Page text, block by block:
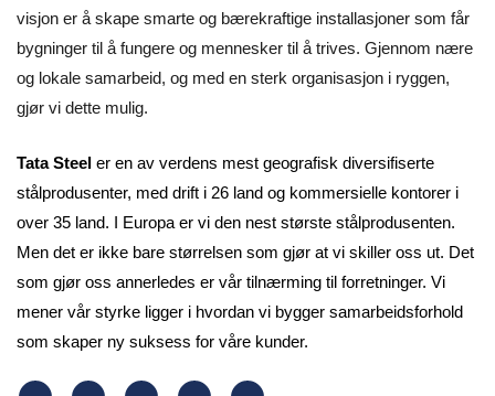
visjon er å skape smarte og bærekraftige installasjoner som får
bygninger til å fungere og mennesker til å trives. Gjennom nære
og lokale samarbeid, og med en sterk organisasjon i ryggen,
gjør vi dette mulig.
Tata Steel er en av verdens mest geografisk diversifiserte
stålprodusenter, med drift i 26 land og kommersielle kontorer i
over 35 land. I Europa er vi den nest største stålprodusenten.
Men det er ikke bare størrelsen som gjør at vi skiller oss ut. Det
som gjør oss annerledes er vår tilnærming til forretninger. Vi
mener vår styrke ligger i hvordan vi bygger samarbeidsforhold
som skaper ny suksess for våre kunder.